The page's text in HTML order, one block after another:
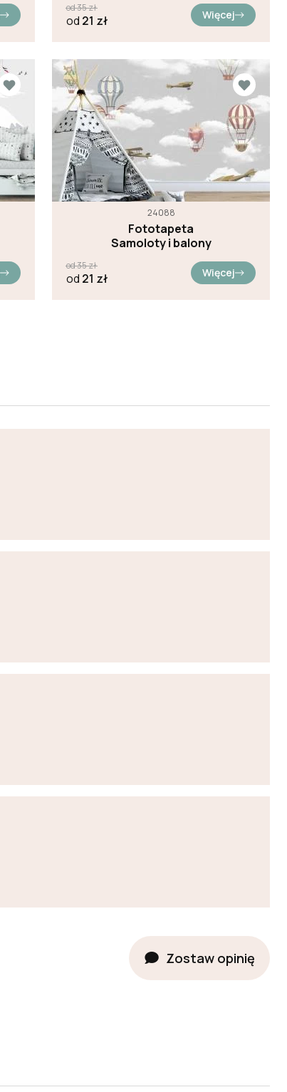
od35zł
od 21 zł Więcej
24088
Fototapeta
Samoloty i balony
od35zł
od 21 zł Więcej
Zostaw opinię